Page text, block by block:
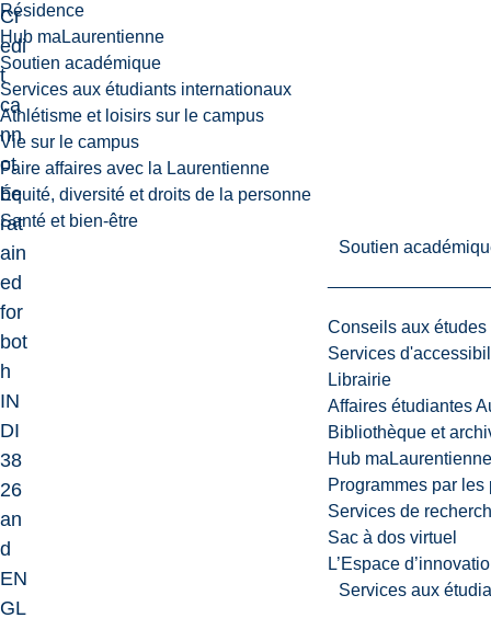
Résidence
Hub maLaurentienne
Soutien académique
Services aux étudiants internationaux
Athlétisme et loisirs sur le campus
Vie sur le campus
Faire affaires avec la Laurentienne
Équité, diversité et droits de la personne
Santé et bien-être
Soutien
Conseils aux études
Services
Librairie
Affaires étudiantes
Bibliothèque et
Hub maLaurentienne
Programmes par les
Services de
Sac à dos virtuel
L’Espace
Services aux
Cr
edi
t
ca
nn
ot
be
rat
ain
ed
for
bot
h
IN
DI
38
26
an
d
EN
GL